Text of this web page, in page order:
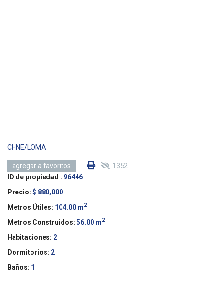
CHNE/LOMA
agregar a favoritos 1352
ID de propiedad : 96446
Precio: $ 880,000
Metros Útiles: 104.00 m2
Metros Construidos: 56.00 m2
Habitaciones: 2
Dormitorios: 2
Baños: 1